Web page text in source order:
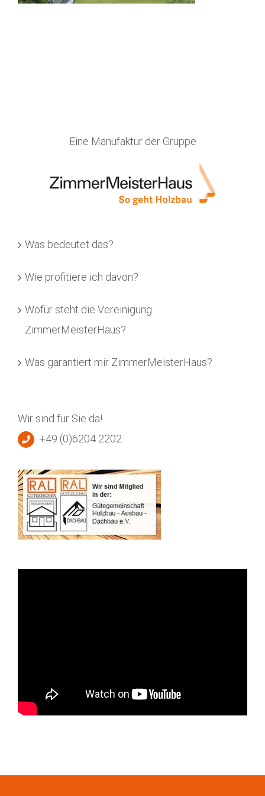
Eine Manufaktur der Gruppe
Was bedeutet das?
Wie profitiere ich davon?
Wofür steht die Vereinigung
ZimmerMeisterHaus?
Was garantiert mir ZimmerMeisterHaus?
Wir sind für Sie da!
+49 (0)6204 2202